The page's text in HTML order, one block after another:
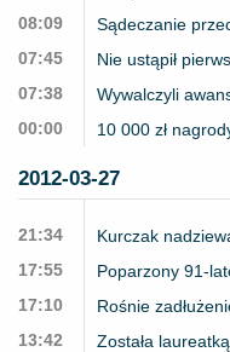
08:09
Sądeczanie
07:45
Nie ustąpił
07:38
Wywalczyli
00:00
10 000 zł
2012-03-27
21:34
Kurczak
17:55
Poparzony 91-
17:10
Rośnie
13:42
Została